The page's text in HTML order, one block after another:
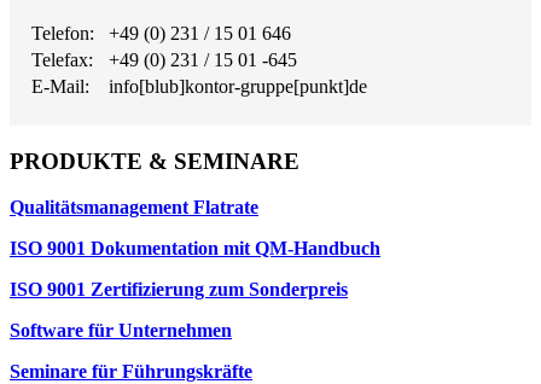
Telefon:
+49 (0) 231 / 15 01 646
Telefax:
+49 (0) 231 / 15 01 -645
E-Mail:
info[blub]kontor-gruppe[punkt]de
PRODUKTE & SEMINARE
Qualitätsmanagement Flatrate
ISO 9001 Dokumentation mit QM-Handbuch
ISO 9001 Zertifizierung zum Sonderpreis
Software für Unternehmen
Seminare für Führungskräfte